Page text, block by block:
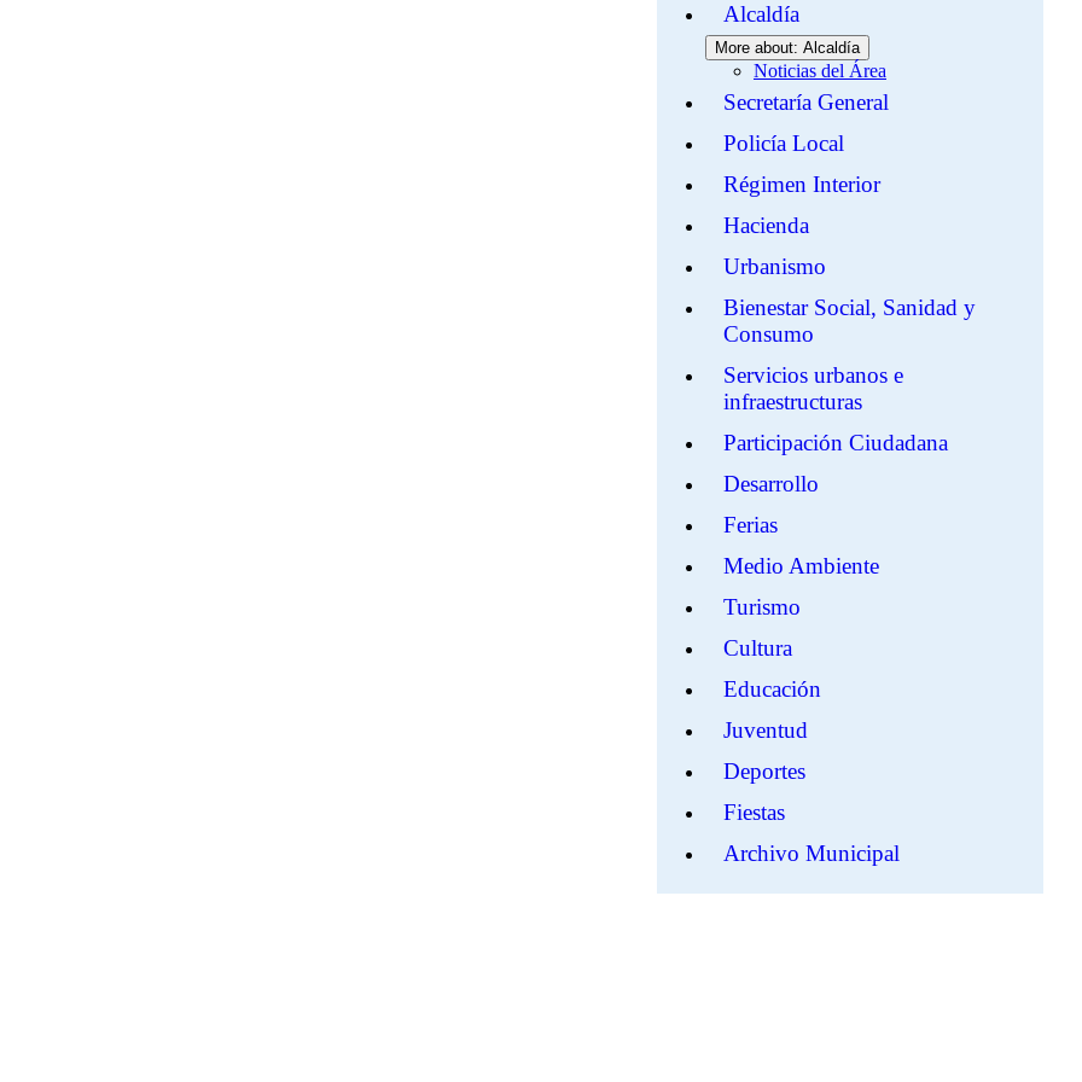
Alcaldía
More about: Alcaldía
Noticias del Área
Secretaría General
Policía Local
Régimen Interior
Hacienda
Urbanismo
Bienestar Social, Sanidad y
Consumo
Servicios urbanos e
infraestructuras
Participación Ciudadana
Desarrollo
Ferias
Medio Ambiente
Turismo
Cultura
Educación
Juventud
Deportes
Fiestas
Archivo Municipal